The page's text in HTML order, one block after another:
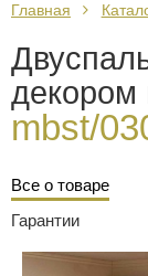
Главная
декором
mbst/
Все о товаре
Гарантии